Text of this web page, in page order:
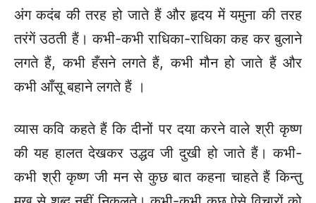
अंग कदंब की तरह हो जाते हैं और हृदय में यमुना की तरह
तरंगें उठती हैं। कभी-कभी राधिका-राधिका कह कर बुलाने
लगते हैं, कभी हँसने लगते हैं, कभी मौन हो जाते हैं और
कभी आँसू बहाने लगते हैं ।
व्यास कवि कहते हैं कि दीनों पर दया करने वाले श्री कृष्ण
की यह हालत देखकर उद्धव जी दुखी हो जाते हैं। कभी-
कभी श्री कृष्ण जी मन से कुछ बात कहना चाहते हैं किन्तु